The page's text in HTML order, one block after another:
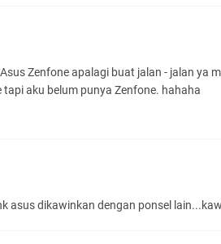
Zenfone apalagi buat jalan - jalan ya
aku belum punya Zenfone. hahaha
asus dikawinkan dengan ponsel